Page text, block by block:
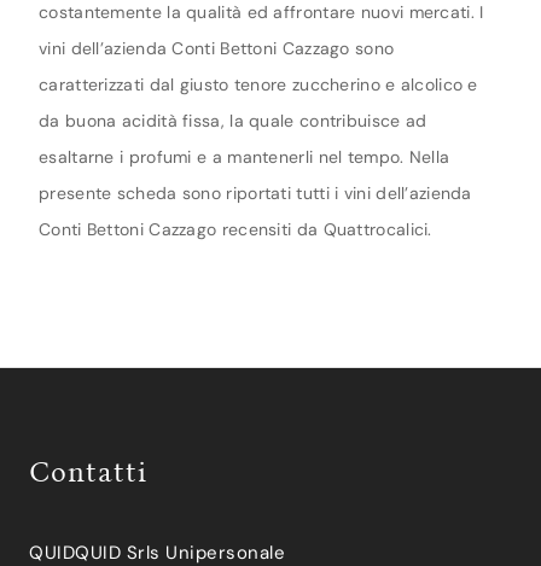
costantemente la qualità ed affrontare nuovi mercati. I
vini dell’azienda Conti Bettoni Cazzago sono
caratterizzati dal giusto tenore zuccherino e alcolico e
da buona acidità fissa, la quale contribuisce ad
esaltarne i profumi e a mantenerli nel tempo. Nella
presente scheda sono riportati tutti i vini dell’azienda
Conti Bettoni Cazzago recensiti da Quattrocalici.
Contatti
QUIDQUID Srls Unipersonale